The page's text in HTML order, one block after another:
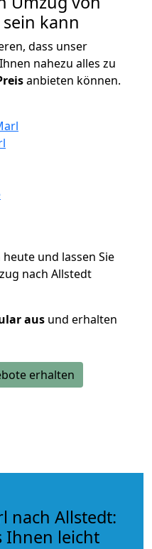
kann
dass unser
nahezu alles zu
anbieten können.
und lassen Sie
nach Allstedt
aus und erhalten
erhalten
nach Allstedt:
Ihnen leicht